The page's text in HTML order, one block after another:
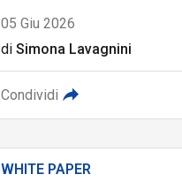
05 Giu 2026
di Simona Lavagnini
Condividi
WHITE PAPER